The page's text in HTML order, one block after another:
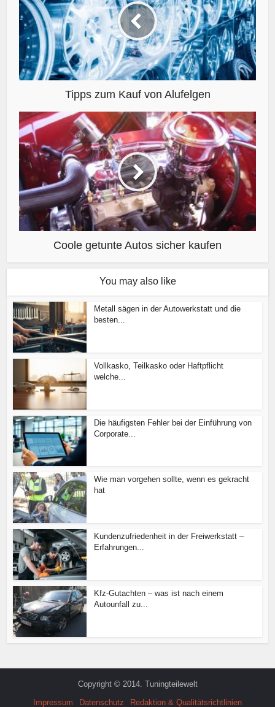
Tipps zum Kauf von Alufelgen
Coole getunte Autos sicher kaufen
You may also like
Metall sägen in der Autowerkstatt und die
besten...
Vollkasko, Teilkasko oder Haftpflicht
welche...
Die häufigsten Fehler bei der Einführung von
Corporate...
Wie man vorgehen sollte, wenn es gekracht
hat
Kundenzufriedenheit in der Freiwerkstatt –
Erfahrungen...
Kfz-Gutachten – was ist nach einem
Autounfall zu...
Copyright © 2014. Tuningteilewelt
Impressum
Datenschutz Redaktion & Qualitätsrichtlinien